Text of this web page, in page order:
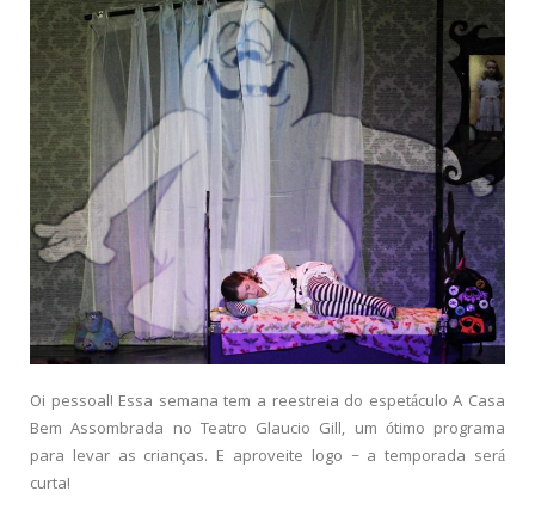
Oi pessoal! Essa semana tem a reestreia do espetáculo A Casa
Bem Assombrada no Teatro Glaucio Gill, um ótimo programa
para levar as crianças. E aproveite logo – a temporada será
curta!